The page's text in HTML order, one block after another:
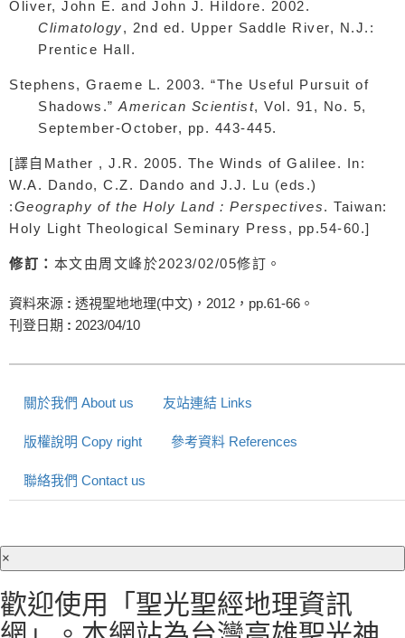
Oliver, John E. and John J. Hildore. 2002.
Climatology, 2nd ed. Upper Saddle River, N.J.:
Prentice Hall.
Stephens, Graeme L. 2003. “The Useful Pursuit of
Shadows.” American Scientist, Vol. 91, No. 5,
September-October, pp. 443-445.
[譯自 Mather , J.R. 2005. The Winds of Galilee. In:
W.A. Dando, C.Z. Dando and J.J. Lu (eds.)
:Geography of the Holy Land : Perspectives. Taiwan:
Holy Light Theological Seminary Press, pp.54-60.]
修訂： 本文由周文峰於2023/02/05修訂。
資料來源 : 透視聖地地理(中文)，2012，pp.61-66。
刊登日期 : 2023/04/10
關於我們 About us 友站連結 Links
版權說明 Copy right 參考資料 References
聯絡我們 Contact us
×
歡迎使用「聖光聖經地理資訊